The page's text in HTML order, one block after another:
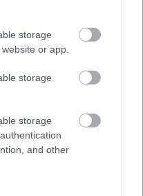
storage
or app.
storage
storage
and other